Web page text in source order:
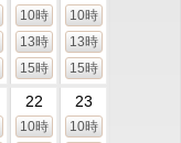
10時
13時
15時
10時
13時
15時
22
10時
23
10時